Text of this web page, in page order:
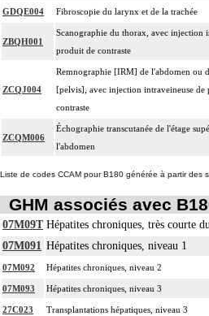
GDQE004 Fibroscopie du larynx et de la trachée
ZBQH001
Scanographie du thorax, avec injection
produit de contraste
ZCQJ004
Remnographie [IRM] de l'abdomen ou
[pelvis], avec injection intraveineuse de
contraste
ZCQM006
Échographie transcutanée de l'étage
l'abdomen
Liste de codes CCAM pour B180 générée à partir des
GHM associés avec
07M09T Hépatites chroniques, très courte
07M091 Hépatites chroniques, niveau 1
07M092 Hépatites chroniques, niveau 2
07M093 Hépatites chroniques, niveau 3
27C023 Transplantations hépatiques, niveau 3